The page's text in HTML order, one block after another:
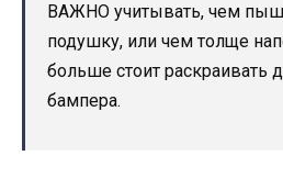
ВАЖНО учитывать, чем
подушку, или чем толще
больше стоит раскраивать
бампера.